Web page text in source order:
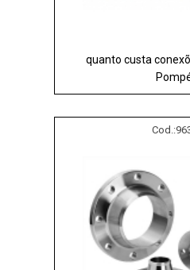
quanto custa
Cod.: